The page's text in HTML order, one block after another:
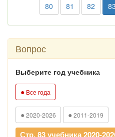
80 81 82 83
Вопрос
Выберите год учебника
● Все года
● 2020-2026 ● 2011-2019
Стр. 83 учебника 2020-